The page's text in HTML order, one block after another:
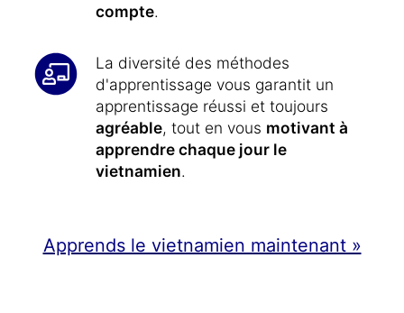
compte.
La diversité des méthodes
d'apprentissage vous garantit un
apprentissage réussi et toujours
agréable, tout en vous motivant à
apprendre chaque jour le
vietnamien.
Apprends le vietnamien maintenant »